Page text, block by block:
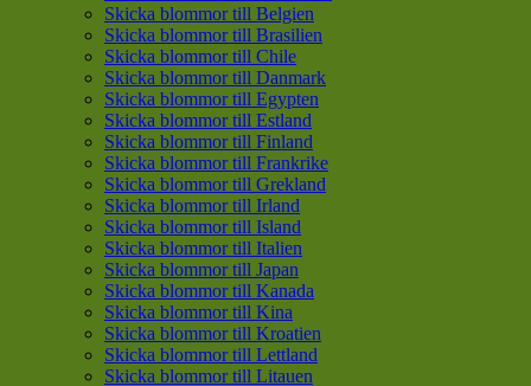
Skicka blommor till Belgien
Skicka blommor till Brasilien
Skicka blommor till Chile
Skicka blommor till Danmark
Skicka blommor till Egypten
Skicka blommor till Estland
Skicka blommor till Finland
Skicka blommor till Frankrike
Skicka blommor till Grekland
Skicka blommor till Irland
Skicka blommor till Island
Skicka blommor till Italien
Skicka blommor till Japan
Skicka blommor till Kanada
Skicka blommor till Kina
Skicka blommor till Kroatien
Skicka blommor till Lettland
Skicka blommor till Litauen